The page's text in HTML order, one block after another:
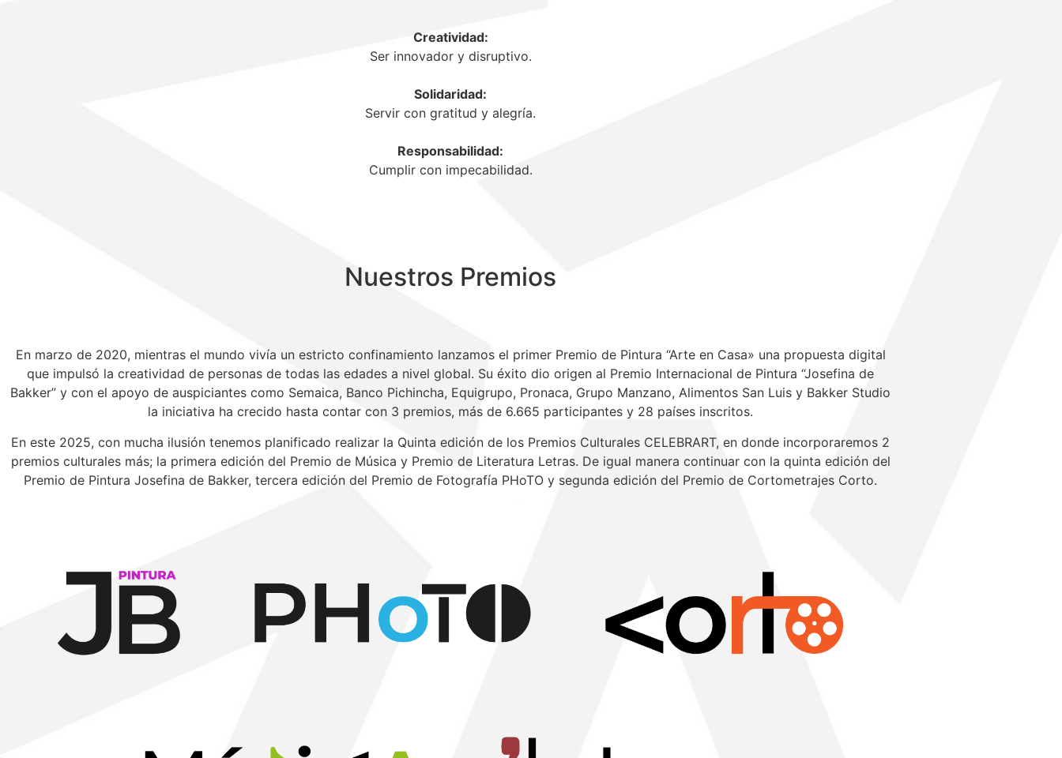
Creatividad:
Ser innovador y disruptivo.
Solidaridad:
Servir con gratitud y alegría.
Responsabilidad:
Cumplir con impecabilidad.
Nuestros Premios
En marzo de 2020, mientras el mundo vivía un estricto confinamiento lanzamos el primer Premio de Pintura “Arte en Casa» una propuesta digital
que impulsó la creatividad de personas de todas las edades a nivel global. Su éxito dio origen al Premio Internacional de Pintura “Josefina de
Bakker” y con el apoyo de auspiciantes como Semaica, Banco Pichincha, Equigrupo, Pronaca, Grupo Manzano, Alimentos San Luis y Bakker Studio
la iniciativa ha crecido hasta contar con 3 premios, más de 6.665 participantes y 28 países inscritos.
En este 2025, con mucha ilusión tenemos planificado realizar la Quinta edición de los Premios Culturales CELEBRART, en donde incorporaremos 2
premios culturales más; la primera edición del Premio de Música y Premio de Literatura Letras. De igual manera continuar con la quinta edición del
Premio de Pintura Josefina de Bakker, tercera edición del Premio de Fotografía PHoTO y segunda edición del Premio de Cortometrajes Corto.